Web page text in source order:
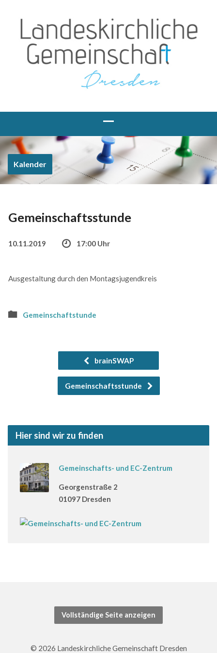
Kalender
Gemeinschaftsstunde
10.11.2019 17:00 Uhr
Ausgestaltung durch den Montagsjugendkreis
Gemeinschaftstunde
brainSWAP
Gemeinschaftsstunde
Hier sind wir zu finden
Gemeinschafts- und EC-Zentrum
Georgenstraße 2
01097 Dresden
Vollständige Seite anzeigen
© 2026 Landeskirchliche Gemeinschaft Dresden